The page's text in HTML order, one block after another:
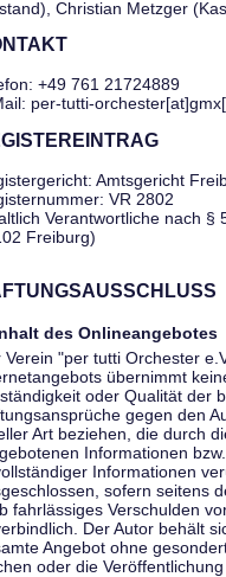
Christian Metzger
+49 761 21724889
per-tutti-
Amtsgericht
VR 2802
Verantwortliche nach §
Freiburg)
des Onlineangebotes
Verein "per tutti Orchester
übernimmt
oder Qualität der
gegen den
Art beziehen, die durch
Informationen
Informationen
sofern seitens
fahrlässiges Verschulden
Der Autor behält
Angebot ohne
oder die